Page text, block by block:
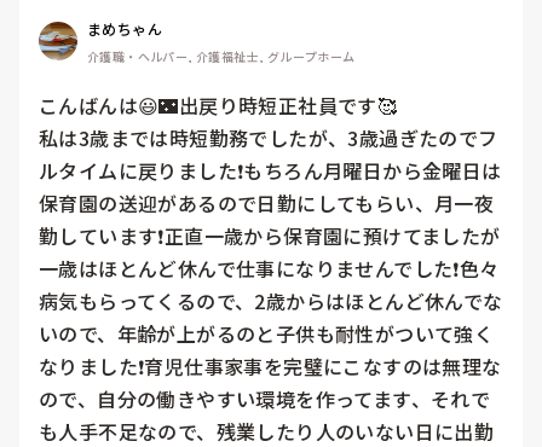
まめちゃん
介護職・ヘルパー, 介護福祉士, グループホーム
こんばんは😃🌃出戻り時短正社員です🥰
私は3歳までは時短勤務でしたが、3歳過ぎたのでフ
ルタイムに戻りました❗️もちろん月曜日から金曜日は
保育園の送迎があるので日勤にしてもらい、月一夜
勤しています❗️正直一歳から保育園に預けてましたが
一歳はほとんど休んで仕事になりませんでした❗️色々
病気もらってくるので、2歳からはほとんど休んでな
いので、年齢が上がるのと子供も耐性がついて強く
なりました❗️育児仕事家事を完璧にこなすのは無理な
ので、自分の働きやすい環境を作ってます、それで
も人手不足なので、残業したり人のいない日に出勤